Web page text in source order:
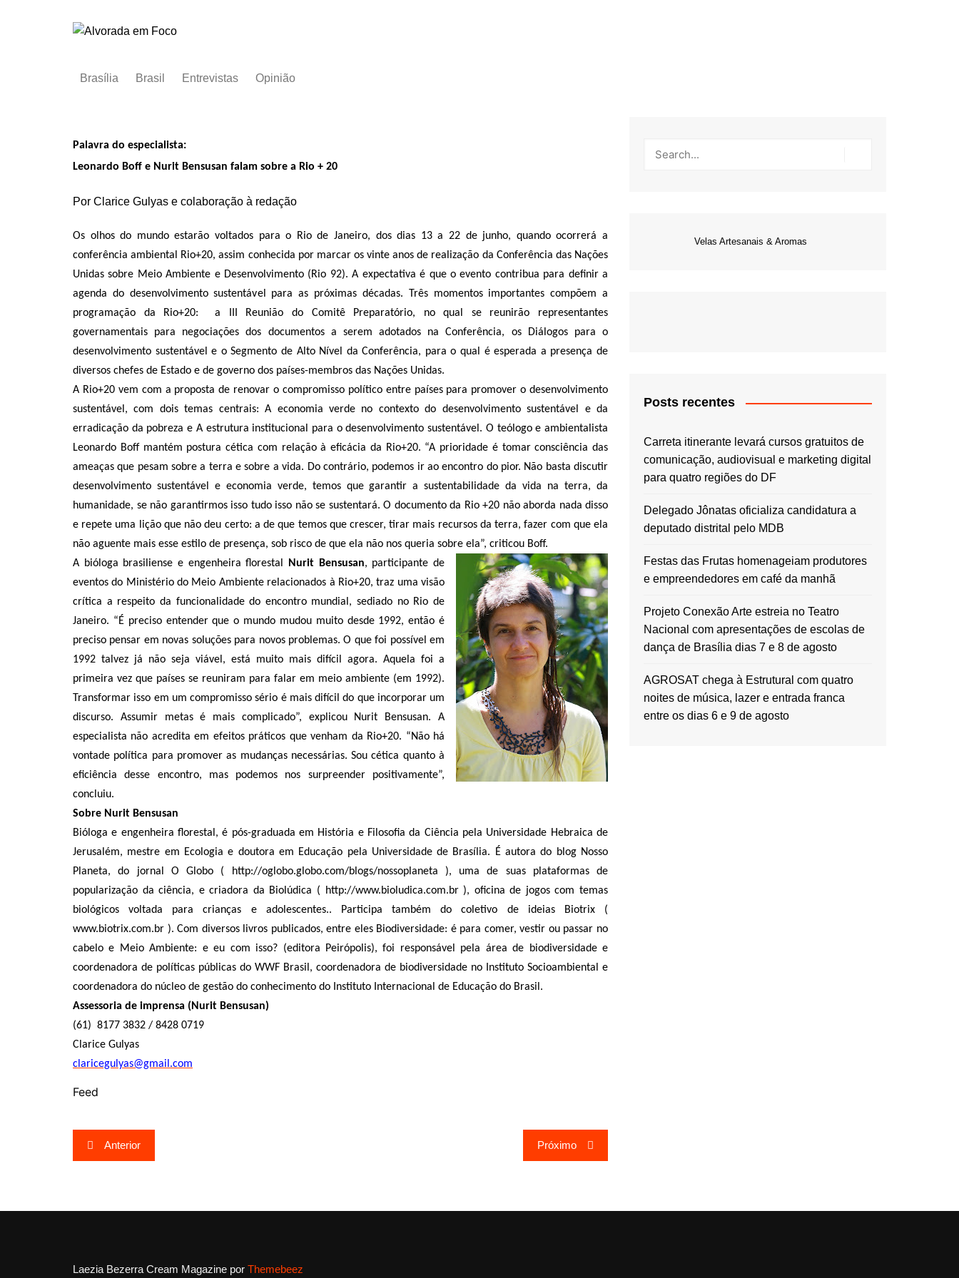
Brasília
Brasil Entrevistas Opinião
Palavra do especialista:
Leonardo Boff e Nurit Bensusan falam sobre a Rio + 20
Por Clarice Gulyas e colaboração à redação
Os olhos do mundo estarão voltados para o Rio de Janeiro, dos dias 13 a 22 de junho, quando ocorrerá a
conferência ambiental Rio+20, assim conhecida por marcar os vinte anos de realização da Conferência das Nações
Unidas sobre Meio Ambiente e Desenvolvimento (Rio 92). A expectativa é que o evento contribua para definir a
agenda do desenvolvimento sustentável para as próximas décadas. Três momentos importantes compõem a
programação da Rio+20:
a III Reunião do Comitê Preparatório, no qual se reunirão representantes
governamentais para negociações dos documentos a serem adotados na Conferência, os Diálogos para o
desenvolvimento sustentável e o Segmento de Alto Nível da Conferência, para o qual é esperada a presença de
diversos chefes de Estado e de governo dos países-membros das Nações Unidas.
A Rio+20 vem com a proposta de renovar o compromisso político entre países para promover o desenvolvimento
sustentável, com dois temas centrais: A economia verde no contexto do desenvolvimento sustentável e da
erradicação da pobreza e A estrutura institucional para o desenvolvimento sustentável. O teólogo e ambientalista
Leonardo Boff mantém postura cética com relação à eficácia da Rio+20. “A prioridade é tomar consciência das
ameaças que pesam sobre a terra e sobre a vida. Do contrário, podemos ir ao encontro do pior. Não basta discutir
desenvolvimento sustentável e economia verde, temos que garantir a sustentabilidade da vida na terra, da
humanidade, se não garantirmos isso tudo isso não se sustentará. O documento da Rio +20 não aborda nada disso
e repete uma lição que não deu certo: a de que temos que crescer, tirar mais recursos da terra, fazer com que ela
não aguente mais esse estilo de presença, sob risco de que ela não nos queria sobre ela”, criticou Boff.
A bióloga brasiliense e engenheira florestal Nurit Bensusan, participante de
eventos do Ministério do Meio Ambiente relacionados à Rio+20, traz uma visão
crítica a respeito da funcionalidade do encontro mundial, sediado no Rio de
Janeiro. “É preciso entender que o mundo mudou muito desde 1992, então é
preciso pensar em novas soluções para novos problemas. O que foi possível em
1992 talvez já não seja viável, está muito mais difícil agora. Aquela foi a
primeira vez que países se reuniram para falar em meio ambiente (em 1992).
Transformar isso em um compromisso sério é mais difícil do que incorporar um
discurso. Assumir metas é mais complicado”, explicou Nurit Bensusan. A
especialista não acredita em efeitos práticos que venham da Rio+20. “Não há
vontade política para promover as mudanças necessárias. Sou cética quanto à
eficiência desse encontro, mas podemos nos surpreender positivamente”,
concluiu.
Sobre Nurit Bensusan
Bióloga e engenheira florestal, é pós-graduada em História e Filosofia da Ciência pela Universidade Hebraica de
Jerusalém, mestre em Ecologia e doutora em Educação pela Universidade de Brasília. É autora do blog Nosso
Planeta, do jornal O Globo ( http://oglobo.globo.com/blogs/nossoplaneta ), uma de suas plataformas de
popularização da ciência, e criadora da Biolúdica ( http://www.bioludica.com.br ), oficina de jogos com temas
biológicos voltada para crianças e adolescentes.. Participa também do coletivo de ideias Biotrix (
www.biotrix.com.br ). Com diversos livros publicados, entre eles Biodiversidade: é para comer, vestir ou passar no
cabelo e Meio Ambiente: e eu com isso? (editora Peirópolis), foi responsável pela área de biodiversidade e
coordenadora de políticas públicas do WWF Brasil, coordenadora de biodiversidade no Instituto Socioambiental e
coordenadora do núcleo de gestão do conhecimento do Instituto Internacional de Educação do Brasil.
Assessoria de imprensa (Nurit Bensusan)
(61) 8177 3832 / 8428 0719
Clarice Gulyas
claricegulyas@gmail.com
Feed
Navegação
de
Anterior Próximo
Velas Artesanais & Aromas
Posts recentes
Carreta itinerante levará cursos gratuitos de
comunicação, audiovisual e marketing digital
para quatro regiões do DF
Delegado Jônatas oficializa candidatura a
deputado distrital pelo MDB
Festas das Frutas homenageiam produtores
e empreendedores em café da manhã
Projeto Conexão Arte estreia no Teatro
Nacional com apresentações de escolas de
dança de Brasília dias 7 e 8 de agosto
AGROSAT chega à Estrutural com quatro
noites de música, lazer e entrada franca
entre os dias 6 e 9 de agosto
Laezia Bezerra Cream Magazine por Themebeez